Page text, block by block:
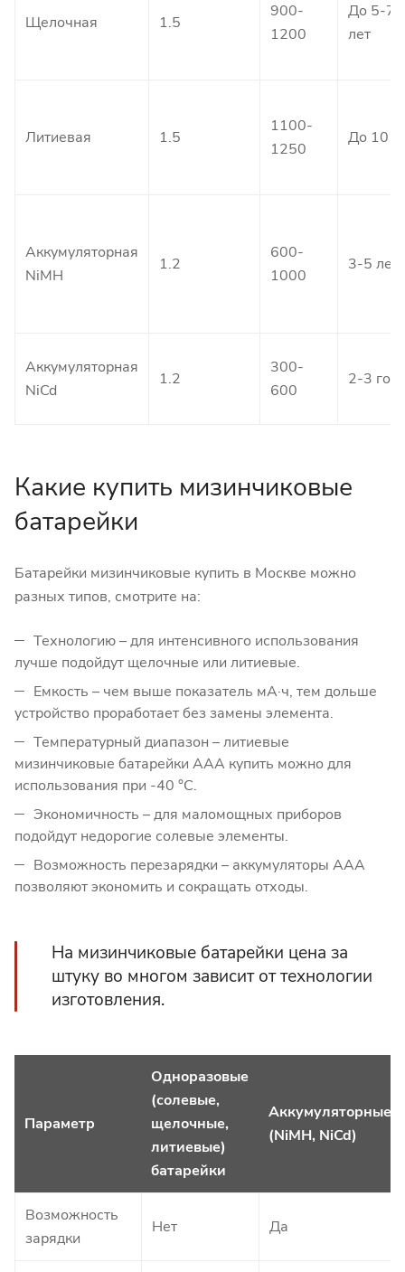
Щелочная 1.5
900-
1200
До 5-7
лет
Литиевая 1.5
1100-
1250
До 10
Аккумуляторная
NiMH
1.2
600-
1000
3-5 лет
Аккумуляторная
NiCd
1.2
300-
600
2-3
Какие купить мизинчиковые
батарейки
Батарейки мизинчиковые купить в Москве можно
разных типов, смотрите на:
Технологию – для интенсивного использования
лучше подойдут щелочные или литиевые.
Емкость – чем выше показатель мА·ч, тем дольше
устройство проработает без замены элемента.
Температурный диапазон – литиевые
мизинчиковые батарейки ААА купить можно для
использования при -40 °C.
Экономичность – для маломощных приборов
подойдут недорогие солевые элементы.
Возможность перезарядки – аккумуляторы AAA
позволяют экономить и сокращать отходы.
На мизинчиковые батарейки цена за
штуку во многом зависит от технологии
изготовления.
Параметр
Одноразовые
(солевые,
щелочные,
литиевые)
батарейки
Аккумуляторные
(NiMH, NiCd)
Возможность
зарядки
Нет Да